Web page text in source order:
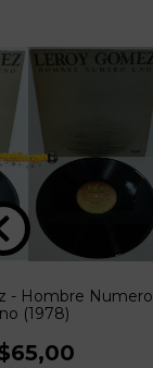
- Hombre Numero
(1978)